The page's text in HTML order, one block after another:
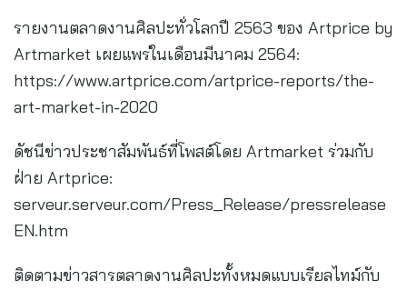
รายงานตลาดงานศิลปะทั่วโลกปี 2563 ของ Artprice by
Artmarket เผยแพร่ในเดือนมีนาคม 2564:
https://www.artprice.com/artprice-reports/the-
art-market-in-2020
ดัชนีข่าวประชาสัมพันธ์ที่โพสต์โดย Artmarket ร่วมกับ
ฝ่าย Artprice:
serveur.serveur.com/Press_Release/pressrelease
EN.htm
ติดตามข่าวสารตลาดงานศิลปะทั้งหมดแบบเรียลไทม์กับ